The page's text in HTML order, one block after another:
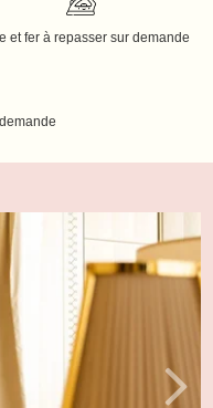
et fer à repasser sur demande